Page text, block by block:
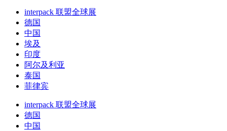
interpack 联盟全球展
德国
中国
埃及
印度
阿尔及利亚
泰国
菲律宾
interpack 联盟全球展
德国
中国